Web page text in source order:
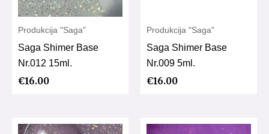
Produkcija "Saga"
Saga Shimer Base
Nr.012 15ml.
€16.00
Produkcija "Saga"
Saga Shimer Base
Nr.009 5ml.
€16.00